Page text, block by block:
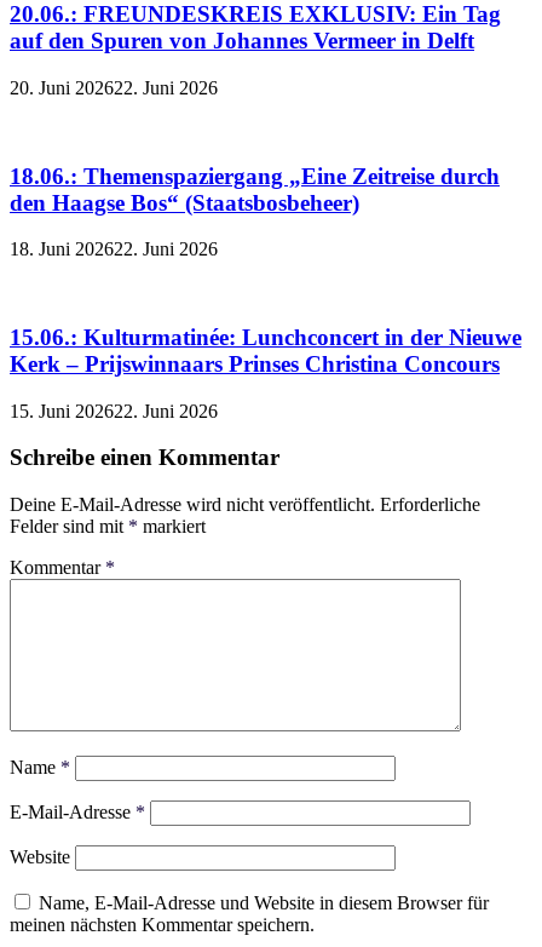
20.06.: FREUNDESKREIS EXKLUSIV: Ein Tag
auf den Spuren von Johannes Vermeer in Delft
20. Juni 202622. Juni 2026
18.06.: Themenspaziergang „Eine Zeitreise durch
den Haagse Bos“ (Staatsbosbeheer)
18. Juni 202622. Juni 2026
15.06.: Kulturmatinée: Lunchconcert in der Nieuwe
Kerk – Prijswinnaars Prinses Christina Concours
15. Juni 202622. Juni 2026
Schreibe einen Kommentar
Deine E-Mail-Adresse wird nicht veröffentlicht. Erforderliche
Felder sind mit * markiert
Kommentar *
Name *
E-Mail-Adresse *
Website
Name, E-Mail-Adresse und Website in diesem Browser für
meinen nächsten Kommentar speichern.